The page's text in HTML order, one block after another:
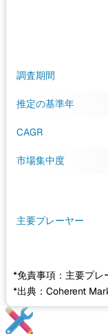
調査期間
推定の基準年
CAGR
市場集中度
主要プレーヤー
*免責事項：主要プレ
*出典：Coherent